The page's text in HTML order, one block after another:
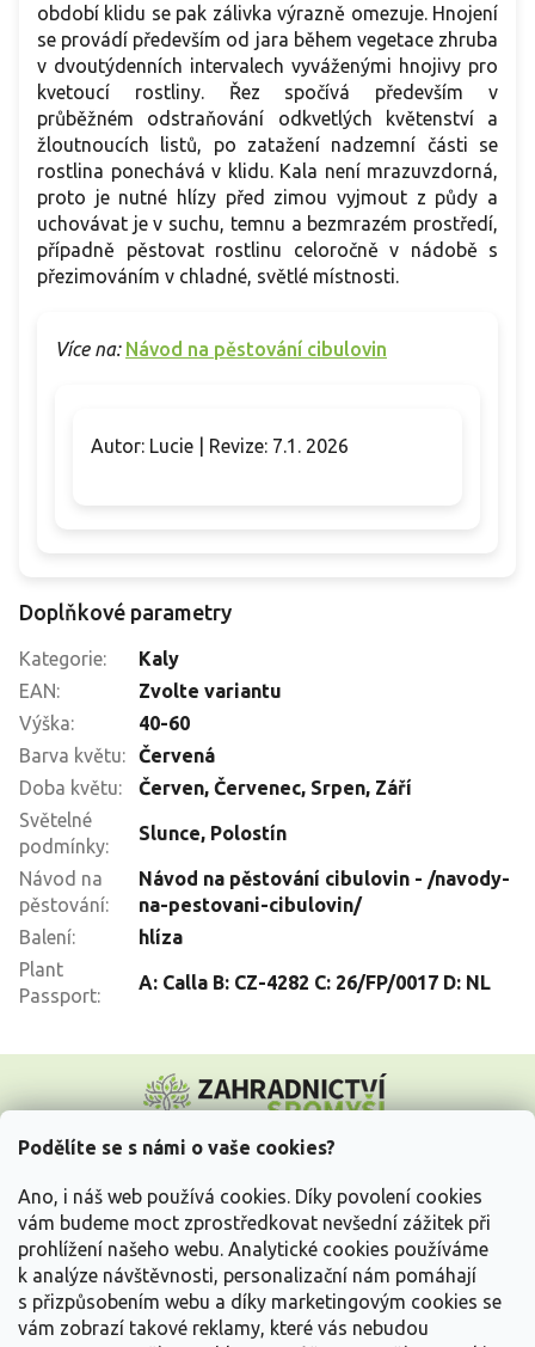
Podělíte se s námi o vaše cookies?
Ano, i náš web používá cookies. Díky povolení cookies
vám budeme moct zprostředkovat nevšední zážitek při
prohlížení našeho webu. Analytické cookies používáme
k analýze návštěvnosti, personalizační nám pomáhají
s přizpůsobením webu a díky marketingovým cookies se
vám zobrazí takové reklamy, které vás nebudou
období klidu se pak zálivka výrazně omezuje. Hnojení
se provádí především od jara během vegetace zhruba
v dvoutýdenních intervalech vyváženými hnojivy pro
kvetoucí rostliny. Řez spočívá především v
průběžném odstraňování odkvetlých květenství a
žloutnoucích listů, po zatažení nadzemní části se
rostlina ponechává v klidu. Kala není mrazuvzdorná,
proto je nutné hlízy před zimou vyjmout z půdy a
uchovávat je v suchu, temnu a bezmrazém prostředí,
případně pěstovat rostlinu celoročně v nádobě s
přezimováním v chladné, světlé místnosti.
Více na: Návod na pěstování cibulovin
Autor: Lucie | Revize: 7.1. 2026
Doplňkové parametry
Kategorie:
Kaly
EAN:
Zvolte variantu
Výška:
40-60
Barva květu:
Červená
Doba květu: Červen, Červenec, Srpen, Září
Světelné
podmínky:
Slunce, Polostín
Návod na
pěstování:
Návod na pěstování cibulovin - /navody-
na-pestovani-cibulovin/
Balení:
hlíza
Plant
Passport:
A: Calla B: CZ-4282 C: 26/FP/0017 D: NL
p
Vše o nákupu
Informace pro Vás
Kontakujte nás